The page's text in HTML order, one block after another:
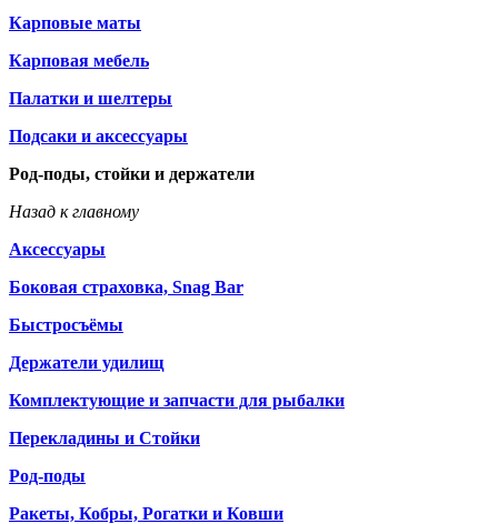
Карповые маты
Карповая мебель
Палатки и шелтеры
Подсаки и аксессуары
Род-поды, стойки и держатели
Назад к главному
Аксессуары
Боковая страховка, Snag Bar
Быстросъёмы
Держатели удилищ
Комплектующие и запчасти для рыбалки
Перекладины и Стойки
Род-поды
Ракеты, Кобры, Рогатки и Ковши